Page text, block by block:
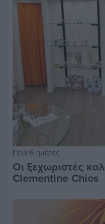
Πριν 6 ημέρες
Οι ξεχωριστές
Clementine Chios